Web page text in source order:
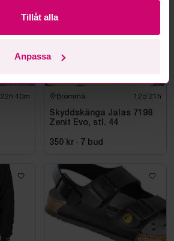
Tillåt alla
Anpassa
22h 40m Bromma 12d 21h
Skyddskänga Jalas 7198
Zenit Evo, stl. 44
350 kr · 7 bud
Oanvänd